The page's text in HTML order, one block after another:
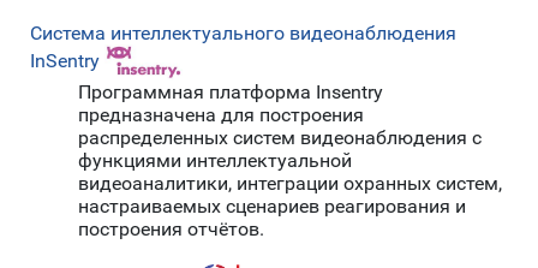
Система интеллектуального видеонаблюдения
InSentry
Программная платформа Insentry
предназначена для построения
распределенных систем видеонаблюдения с
функциями интеллектуальной
видеоаналитики, интеграции охранных систем,
настраиваемых сценариев реагирования и
построения отчётов.